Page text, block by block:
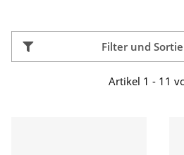
Filter und
Artikel 1 - 11